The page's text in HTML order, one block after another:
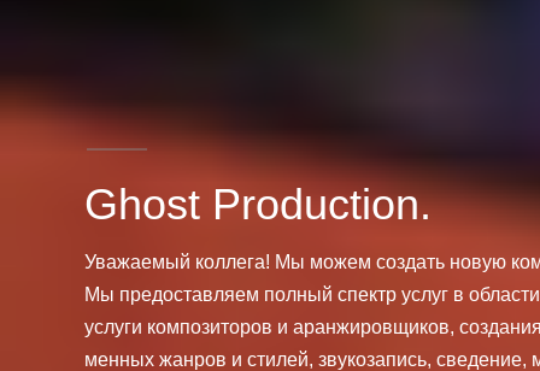
Ghost Production.
Уважаемый коллега! Мы можем создать новую
Мы предоставляем полный спектр услуг в
услуги композиторов и аранжировщиков,
менных жанров и стилей, звукозапись, сведение,